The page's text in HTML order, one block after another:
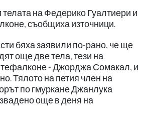
на Федерико Гуалтиери и
съобщиха източници.
бяха заявили по-рано, че ще
още две тела, тези на
- Джорджа Сомакал, и
Тялото на петия член на
по гмуркане Джанлука
още в деня на